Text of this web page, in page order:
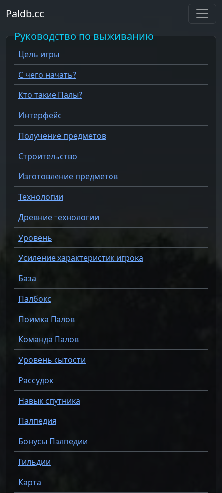
Paldb.cc
Руководство по выживанию
Цель игры
С чего начать?
Кто такие Палы?
Интерфейс
Получение предметов
Строительство
Изготовление предметов
Технологии
Древние технологии
Уровень
Усиление характеристик игрока
База
Палбокс
Поимка Палов
Команда Палов
Уровень сытости
Рассудок
Навык спутника
Палпедия
Бонусы Палпедии
Гильдии
Карта